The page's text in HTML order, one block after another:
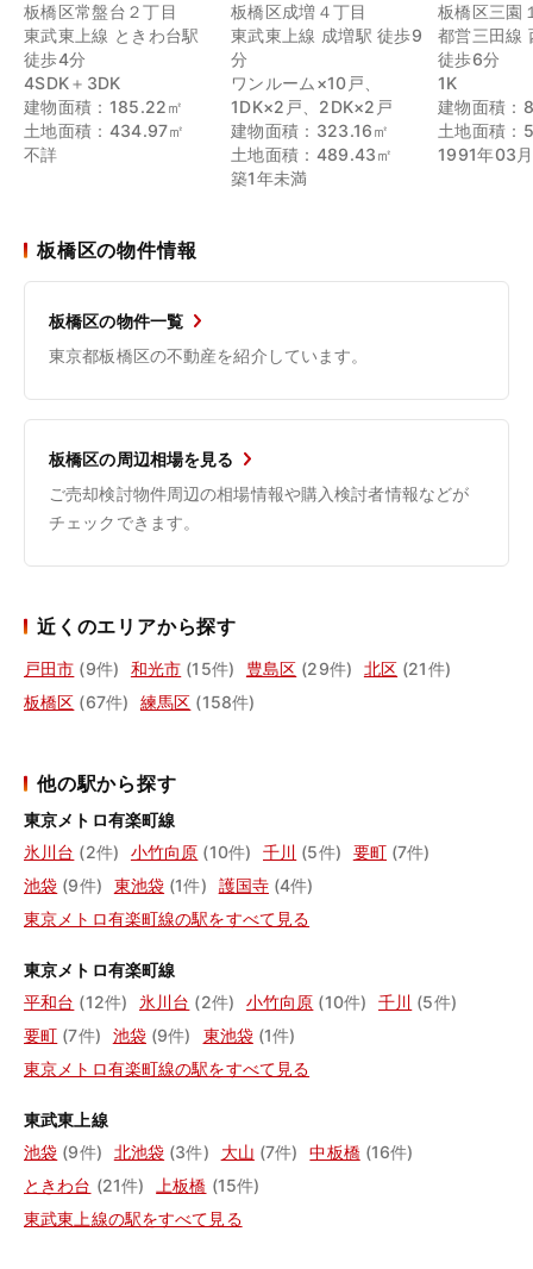
板橋区常盤台２丁目
東武東上線 ときわ台駅
徒歩4分
4SDK＋3DK
建物面積：185.22㎡
土地面積：434.97㎡
不詳
板橋区成増４丁目
東武東上線 成増駅 徒歩9
分
ワンルーム×10戸、
1DK×2戸、2DK×2戸
建物面積：323.16㎡
土地面積：489.43㎡
築1年未満
板橋区三園
都営三田線
徒歩6分
1K
建物面積：
土地面積：
1991年03
板橋区の物件情報
板橋区の物件一覧
東京都板橋区の不動産を紹介しています。
板橋区の周辺相場を見る
ご売却検討物件周辺の相場情報や購入検討者情報などが
チェックできます。
近くのエリアから探す
戸田市 (9件) 和光市 (15件) 豊島区 (29件) 北区 (21件)
板橋区 (67件) 練馬区 (158件)
他の駅から探す
東京メトロ有楽町線
氷川台 (2件) 小竹向原 (10件) 千川 (5件) 要町 (7件)
池袋 (9件) 東池袋 (1件) 護国寺 (4件)
東京メトロ有楽町線の駅をすべて見る
東京メトロ有楽町線
平和台 (12件) 氷川台 (2件) 小竹向原 (10件) 千川 (5件)
要町 (7件) 池袋 (9件) 東池袋 (1件)
東京メトロ有楽町線の駅をすべて見る
東武東上線
池袋 (9件) 北池袋 (3件) 大山 (7件) 中板橋 (16件)
ときわ台 (21件) 上板橋 (15件)
東武東上線の駅をすべて見る